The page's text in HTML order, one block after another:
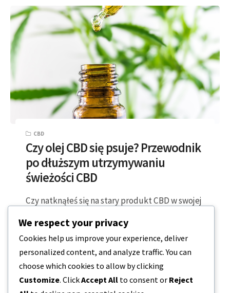
CBD
Czy olej CBD się psuje? Przewodnik
po dłuższym utrzymywaniu
świeżości CBD
Czy natknąłeś się na stary produkt CBD w swojej
bezpieczny i skuteczny,…
2 MINUTY CZYTANIA 2024-01-31
We respect your privacy
Cookies help us improve your experience, deliver
personalized content, and analyze traffic. You can
choose which cookies to allow by clicking
Customize. ClickAccept All to consent or Reject